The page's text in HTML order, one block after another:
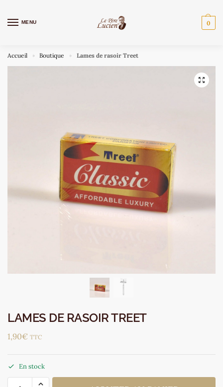
MENU 0
Accueil » Boutique » Lames de rasoir Treet
LAMES DE RASOIR TREET
1,90€ TTC
En stock